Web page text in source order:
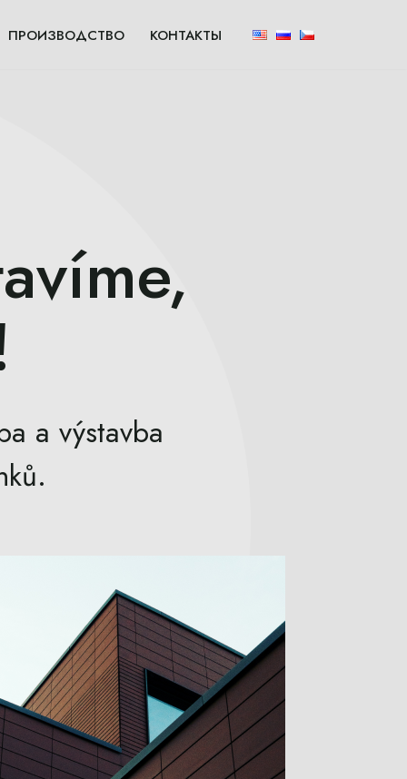
ПРОИЗВОДСТВО КОНТАКТЫ
a výstavba